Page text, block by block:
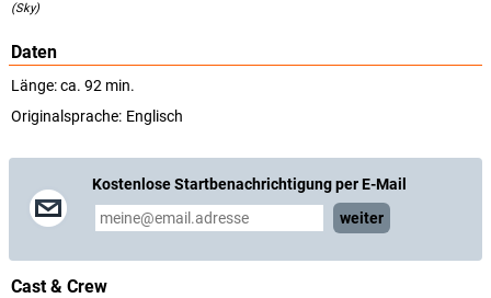
(Sky)
Daten
Länge: ca. 92 min.
Originalsprache: Englisch
Kostenlose Startbenachrichtigung per E-Mail
weiter
Cast & Crew